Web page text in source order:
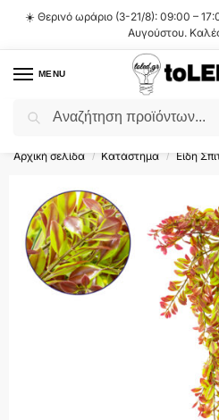
☀️ Θερινό ωράριο (3-21/8): 09:00 –
Αυγούστου.
MENU
Flash Sale ⚡ 10% Έκπτωση με
Αρχική σελίδα / Κατάστημα / Είδη